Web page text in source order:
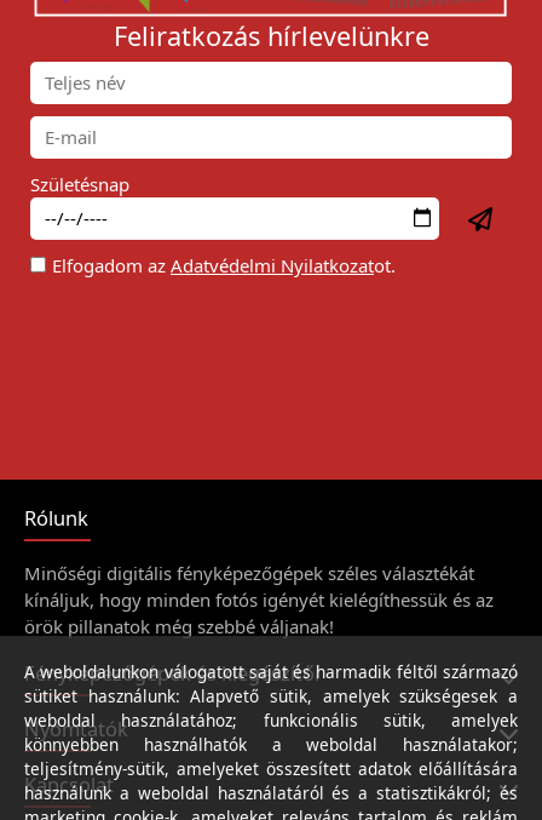
Feliratkozás hírlevelünkre
Születésnap
Elfogadom az Adatvédelmi Nyilatkozatot.
Rólunk
Minőségi digitális fényképezőgépek széles választékát
kínáljuk, hogy minden fotós igényét kielégíthessük és az
örök pillanatok még szebbé váljanak!
Fényképezőgépek és kiegészítői
Nyomtatók
Kapcsolat
A weboldalunkon válogatott saját és harmadik féltől származó
sütiket használunk: Alapvető sütik, amelyek szükségesek a
weboldal használatához; funkcionális sütik, amelyek
könnyebben használhatók a weboldal használatakor;
teljesítmény-sütik, amelyeket összesített adatok előállítására
használunk a weboldal használatáról és a statisztikákról; és